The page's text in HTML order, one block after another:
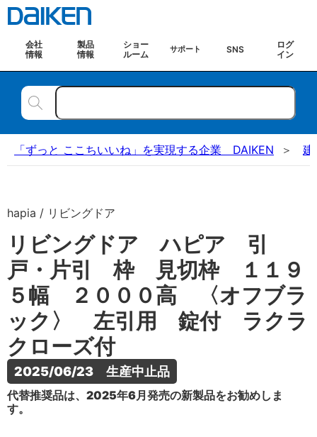
会社
情報
製品
情報
ショー
ルーム
サポート SNS
ログ
イン
「ずっと ここちいいね」を実現する企業 DAIKEN 建
hapia / リビングドア
リビングドア ハピア 引
戸・片引 枠 見切枠 １１９
５幅 ２０００高 〈オフブラ
ック〉 左引用 錠付 ラクラ
クローズ付
2025/06/23　生産中止品
代替推奨品は、2025年6月発売の新製品をお勧めしま
す。